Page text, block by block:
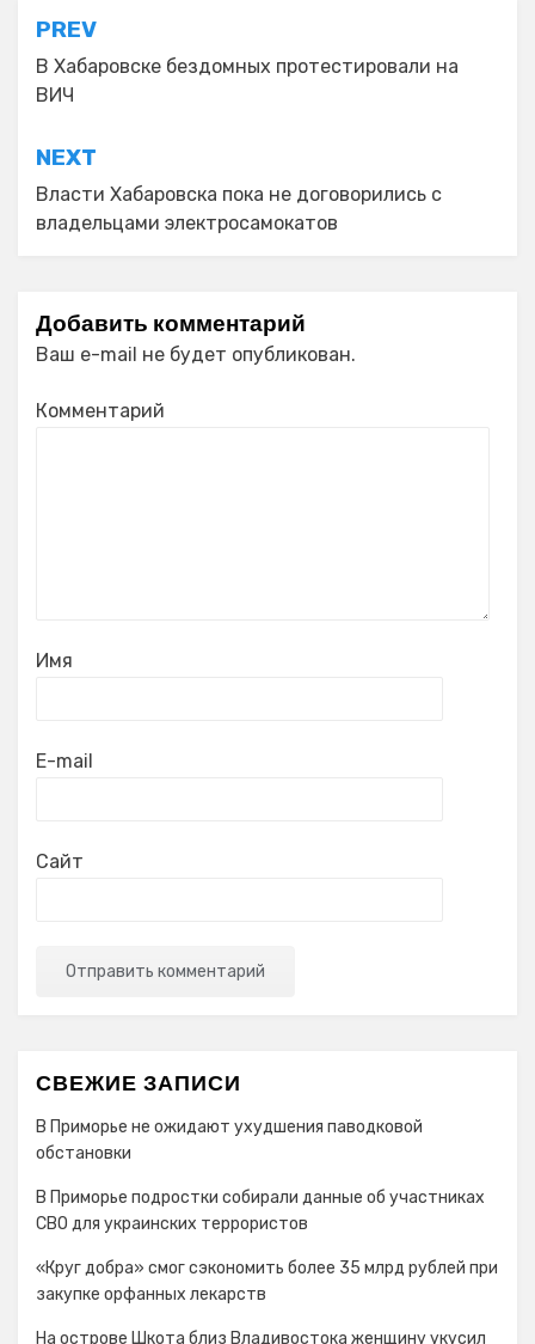
Навигация
по
записям
PREV
В Хабаровске бездомных протестировали на
ВИЧ
NEXT
Власти Хабаровска пока не договорились с
владельцами электросамокатов
Добавить комментарий
Ваш e-mail не будет опубликован.
Комментарий
Имя
E-mail
Сайт
СВЕЖИЕ ЗАПИСИ
В Приморье не ожидают ухудшения паводковой
обстановки
В Приморье подростки собирали данные об участниках
СВО для украинских террористов
«Круг добра» смог сэкономить более 35 млрд рублей при
закупке орфанных лекарств
На острове Шкота близ Владивостока женщину укусил